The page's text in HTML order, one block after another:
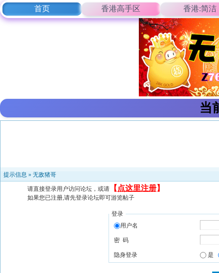
首页 香港高手区 香港:简洁
当
提示信息 » 无敌猪哥
请直接登录用户访问论坛，或请 【 点这里注册】
如果您已注册,请先登录论坛即可游览帖子
登录
用户名
密 码
隐身登录 是